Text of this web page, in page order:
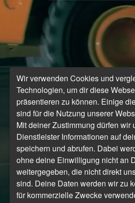
Wir verwenden Cookies und
Technologien, um dir diese
präsentieren zu können. Einige
sind für die Nutzung unserer
Mit deiner Zustimmung dürfen wir
Dienstleister Informationen auf
speichern und abrufen. Dabei
ohne deine Einwilligung nicht an
weitergegeben, die nicht direkt
sind. Deine Daten werden wir zu
für kommerzielle Zwecke